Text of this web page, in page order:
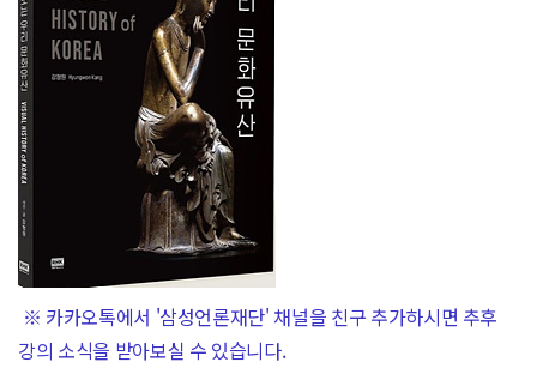
※ 카카오톡에서 '삼성언론재단' 채널을 친구 추가하시면 추후
강의 소식을 받아보실 수 있습니다.